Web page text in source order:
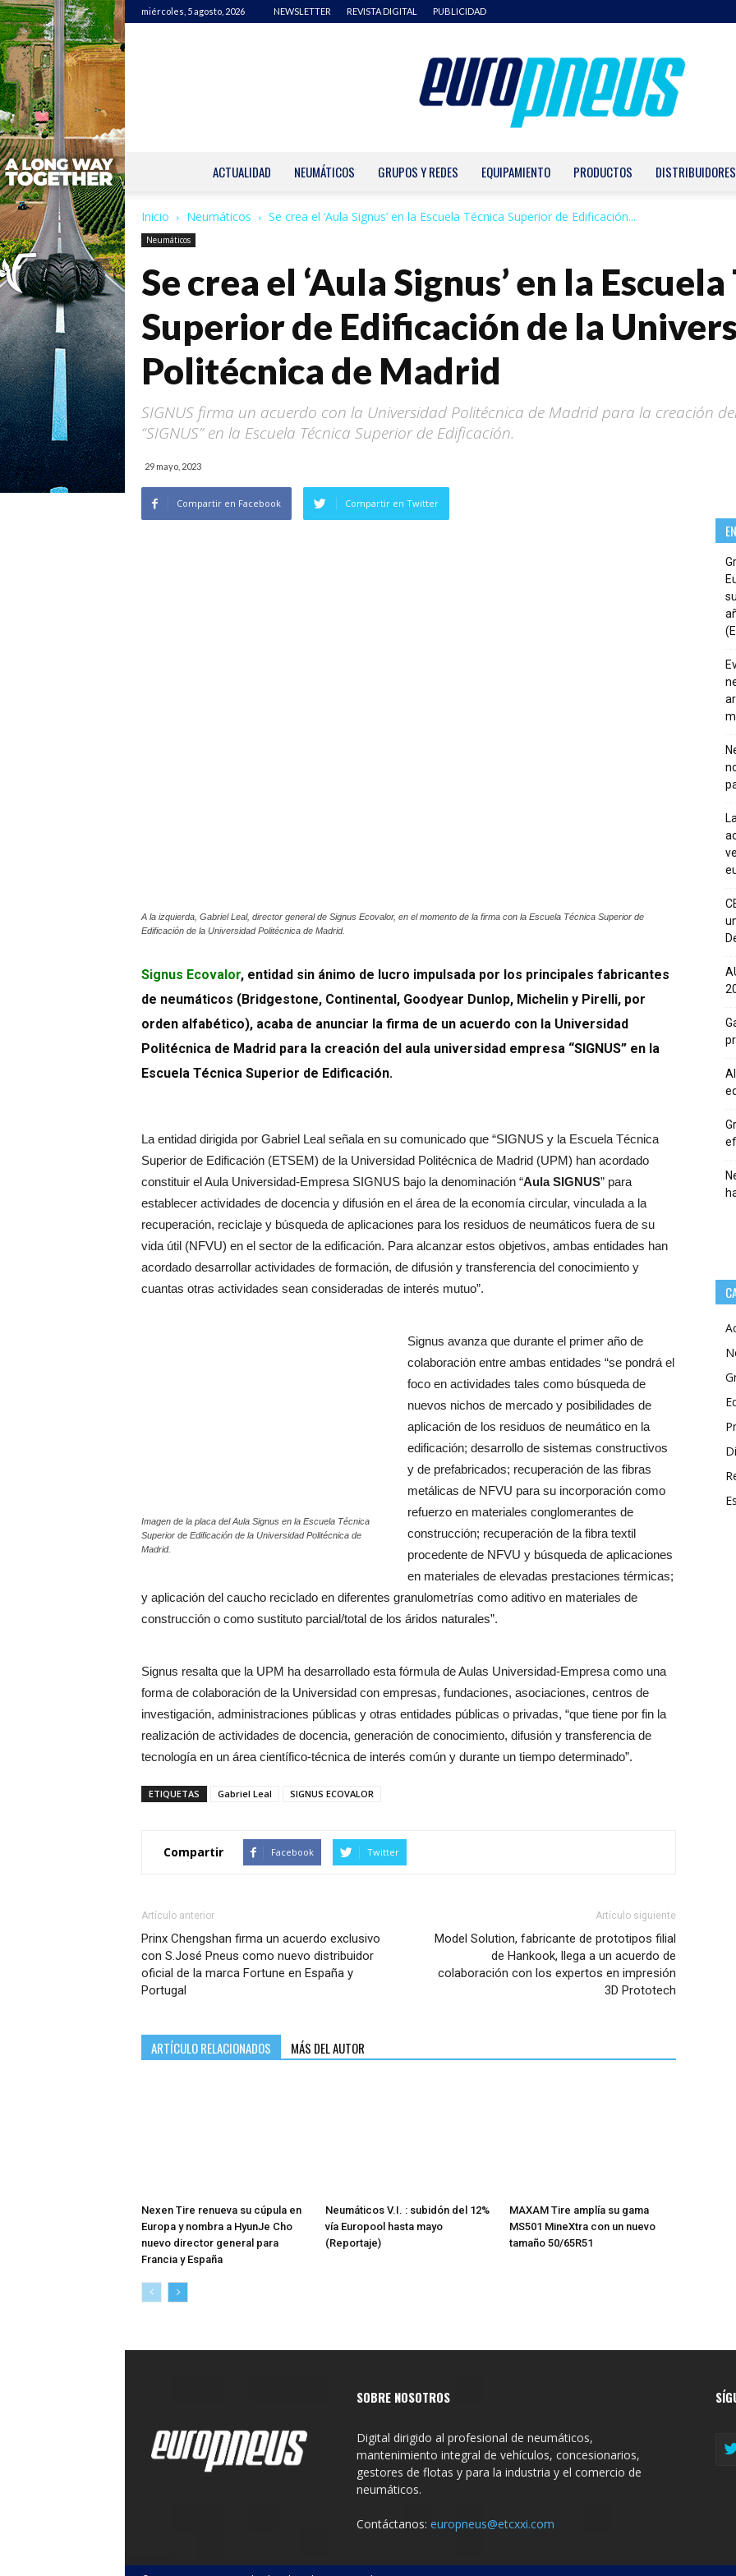
miércoles, 5 agosto, 2026 NEWSLETTER REVISTA DIGITAL PUBLICIDAD
ACTUALIDAD NEUMÁTICOS GRUPOS Y REDES EQUIPAMIENTO PRODUCTOS DISTRIBUIDORES
Inicio Neumáticos Se crea el ‘Aula Signus’ en la Escuela Técnica Superior de Edificación...
Neumáticos
Se crea el ‘Aula Signus’ en la
Superior de Edificación de la
Politécnica de Madrid
SIGNUS firma un acuerdo con la Universidad Politécnica de Madrid para la creación
“SIGNUS” en la Escuela Técnica Superior de Edificación.
29 mayo, 2023
Compartir en Facebook Compartir en Twitter
A la izquierda, Gabriel Leal, director general de Signus Ecovalor, en el momento de la firma con la Escuela Técnica Superior de
Edificación de la Universidad Politécnica de Madrid.
Signus Ecovalor, entidad sin ánimo de lucro impulsada por los principales fabricantes
de neumáticos (Bridgestone, Continental, Goodyear Dunlop, Michelin y Pirelli, por
orden alfabético), acaba de anunciar la firma de un acuerdo con la Universidad
Politécnica de Madrid para la creación del aula universidad empresa “SIGNUS” en la
Escuela Técnica Superior de Edificación.
La entidad dirigida por Gabriel Leal señala en su comunicado que “SIGNUS y la Escuela Técnica
Superior de Edificación (ETSEM) de la Universidad Politécnica de Madrid (UPM) han acordado
constituir el Aula Universidad-Empresa SIGNUS bajo la denominación “Aula SIGNUS” para
establecer actividades de docencia y difusión en el área de la economía circular, vinculada a la
recuperación, reciclaje y búsqueda de aplicaciones para los residuos de neumáticos fuera de su
vida útil (NFVU) en el sector de la edificación. Para alcanzar estos objetivos, ambas entidades han
acordado desarrollar actividades de formación, de difusión y transferencia del conocimiento y
cuantas otras actividades sean consideradas de interés mutuo”.
Imagen de la placa del Aula Signus en la Escuela Técnica
Superior de Edificación de la Universidad Politécnica de
Madrid.
Signus avanza que durante el primer año de
colaboración entre ambas entidades “se pondrá el
foco en actividades tales como búsqueda de
nuevos nichos de mercado y posibilidades de
aplicación de los residuos de neumático en la
edificación; desarrollo de sistemas constructivos
y de prefabricados; recuperación de las fibras
metálicas de NFVU para su incorporación como
refuerzo en materiales conglomerantes de
construcción; recuperación de la fibra textil
procedente de NFVU y búsqueda de aplicaciones
en materiales de elevadas prestaciones térmicas;
y aplicación del caucho reciclado en diferentes granulometrías como aditivo en materiales de
construcción o como sustituto parcial/total de los áridos naturales”.
Signus resalta que la UPM ha desarrollado esta fórmula de Aulas Universidad-Empresa como una
forma de colaboración de la Universidad con empresas, fundaciones, asociaciones, centros de
investigación, administraciones públicas y otras entidades públicas o privadas, “que tiene por fin la
realización de actividades de docencia, generación de conocimiento, difusión y transferencia de
tecnología en un área científico-técnica de interés común y durante un tiempo determinado”.
ETIQUETAS Gabriel Leal SIGNUS ECOVALOR
Compartir Facebook Twitter
Artículo anterior
Prinx Chengshan firma un acuerdo exclusivo
con S.José Pneus como nuevo distribuidor
oficial de la marca Fortune en España y
Portugal
Artículo siguiente
Model Solution, fabricante de prototipos filial
de Hankook, llega a un acuerdo de
colaboración con los expertos en impresión
3D Prototech
ARTÍCULO RELACIONADOS MÁS DEL AUTOR
Nexen Tire renueva su cúpula en
Europa y nombra a HyunJe Cho
nuevo director general para
Francia y España
Neumáticos V.I. : subidón del 12%
vía Europool hasta mayo
(Reportaje)
MAXAM Tire amplía su gama
MS501 MineXtra con un nuevo
tamaño 50/65R51
SOBRE NOSOTROS
Digital dirigido al profesional de neumáticos,
mantenimiento integral de vehículos, concesionarios,
gestores de flotas y para la industria y el comercio de
neumáticos.
Contáctanos: europneus@etcxxi.com